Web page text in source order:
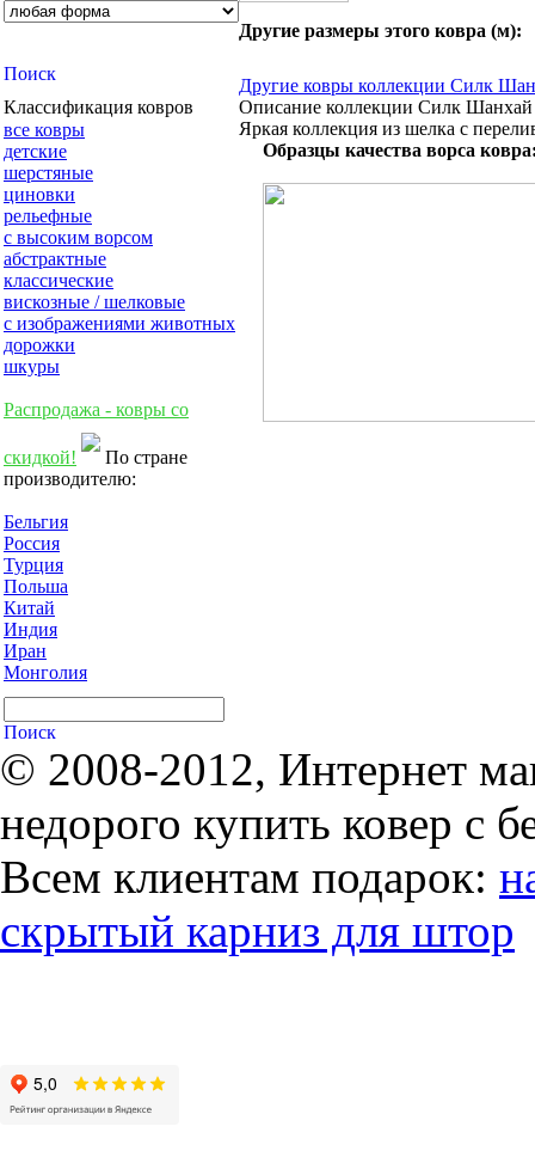
Классификация ковров
все ковры
детские
шерстяные
циновки
рельефные
с высоким ворсом
абстрактные
классические
вискозные / шелковые
с изображениями животных
дорожки
шкуры
Распродажа - ковры со
скидкой!
По стране
производителю:
Бельгия
Россия
Турция
Польша
Китай
Индия
Иран
Монголия
Другие размеры этого ковра (м):
Другие ковры коллекции Силк
Описание коллекции Силк Шанхай
Яркая коллекция из шелка с
Образцы качества ворса
© 2008-2012, Интернет
недорого купить ковер с
Всем клиентам подарок:
скрытый карниз для штор